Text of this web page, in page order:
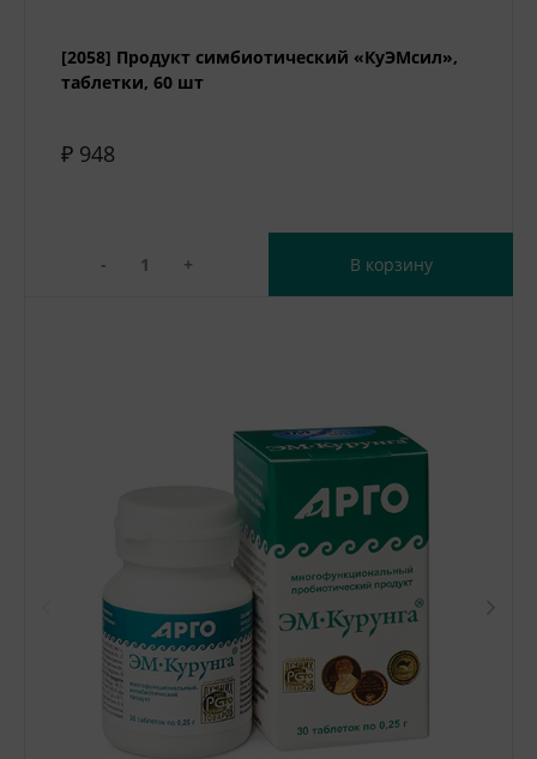
[2058] Продукт симбиотический «КуЭМсил»,
таблетки, 60 шт
₽ 948
- + В корзину